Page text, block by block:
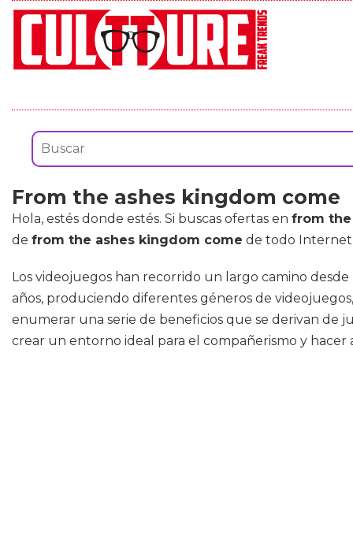
From the ashes kingdom come
Hola, estés donde estés. Si buscas ofertas en from
de from the ashes kingdom come de todo Internet
Los videojuegos han recorrido un largo camino
años, produciendo diferentes géneros de
enumerar una serie de beneficios que se derivan de
crear un entorno ideal para el compañerismo y hacer